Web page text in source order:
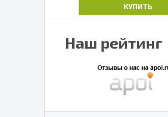
КУПИТЬ
Наш рейтинг